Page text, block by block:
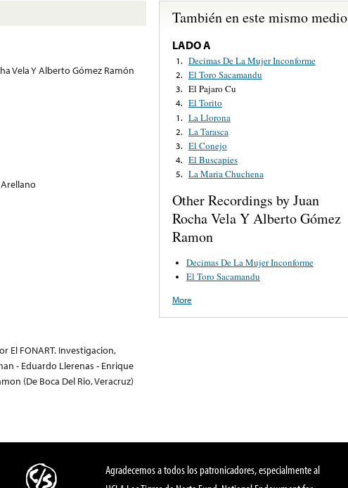
Vela Y Alberto Gómez Ramón
El FONART. Investigacion,
- Eduardo Llerenas - Enrique
(De Boca Del Rio, Veracruz)
También en este mismo medio
LADO A
1. Decimas De La Mujer Inconforme
2. El Toro Sacamandu
3. El Pajaro Cu
4. El Torito
1. La Llorona
2. La Tarasca
3. El Conejo
4. El Buscapies
5. La Maria Chuchena
Other Recordings by Juan
Rocha Vela Y Alberto Gómez
Ramon
Decimas De La Mujer Inconforme
El Toro Sacamandu
More
Agradecemos a todos los patronicadores, especialmente al